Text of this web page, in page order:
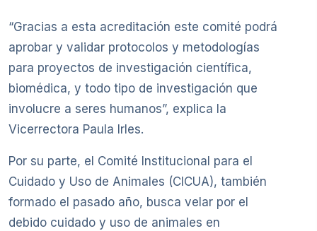
“Gracias a esta acreditación este comité podrá
aprobar y validar protocolos y metodologías
para proyectos de investigación científica,
biomédica, y todo tipo de investigación que
involucre a seres humanos”, explica la
Vicerrectora Paula Irles.
Por su parte, el Comité Institucional para el
Cuidado y Uso de Animales (CICUA), también
formado el pasado año, busca velar por el
debido cuidado y uso de animales en